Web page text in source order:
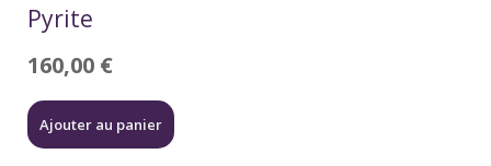
Pyrite
160,00 €
Ajouter au panier